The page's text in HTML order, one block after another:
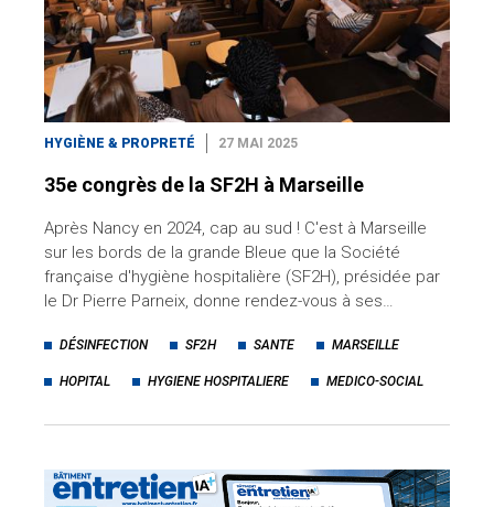
HYGIÈNE & PROPRETÉ 27 MAI 2025
35e congrès de la SF2H à Marseille
Après Nancy en 2024, cap au sud ! C'est à Marseille
sur les bords de la grande Bleue que la Société
française d'hygiène hospitalière (SF2H), présidée par
le Dr Pierre Parneix, donne rendez-vous à ses…
DÉSINFECTION SF2H SANTE MARSEILLE
HOPITAL HYGIENE HOSPITALIERE MEDICO-SOCIAL